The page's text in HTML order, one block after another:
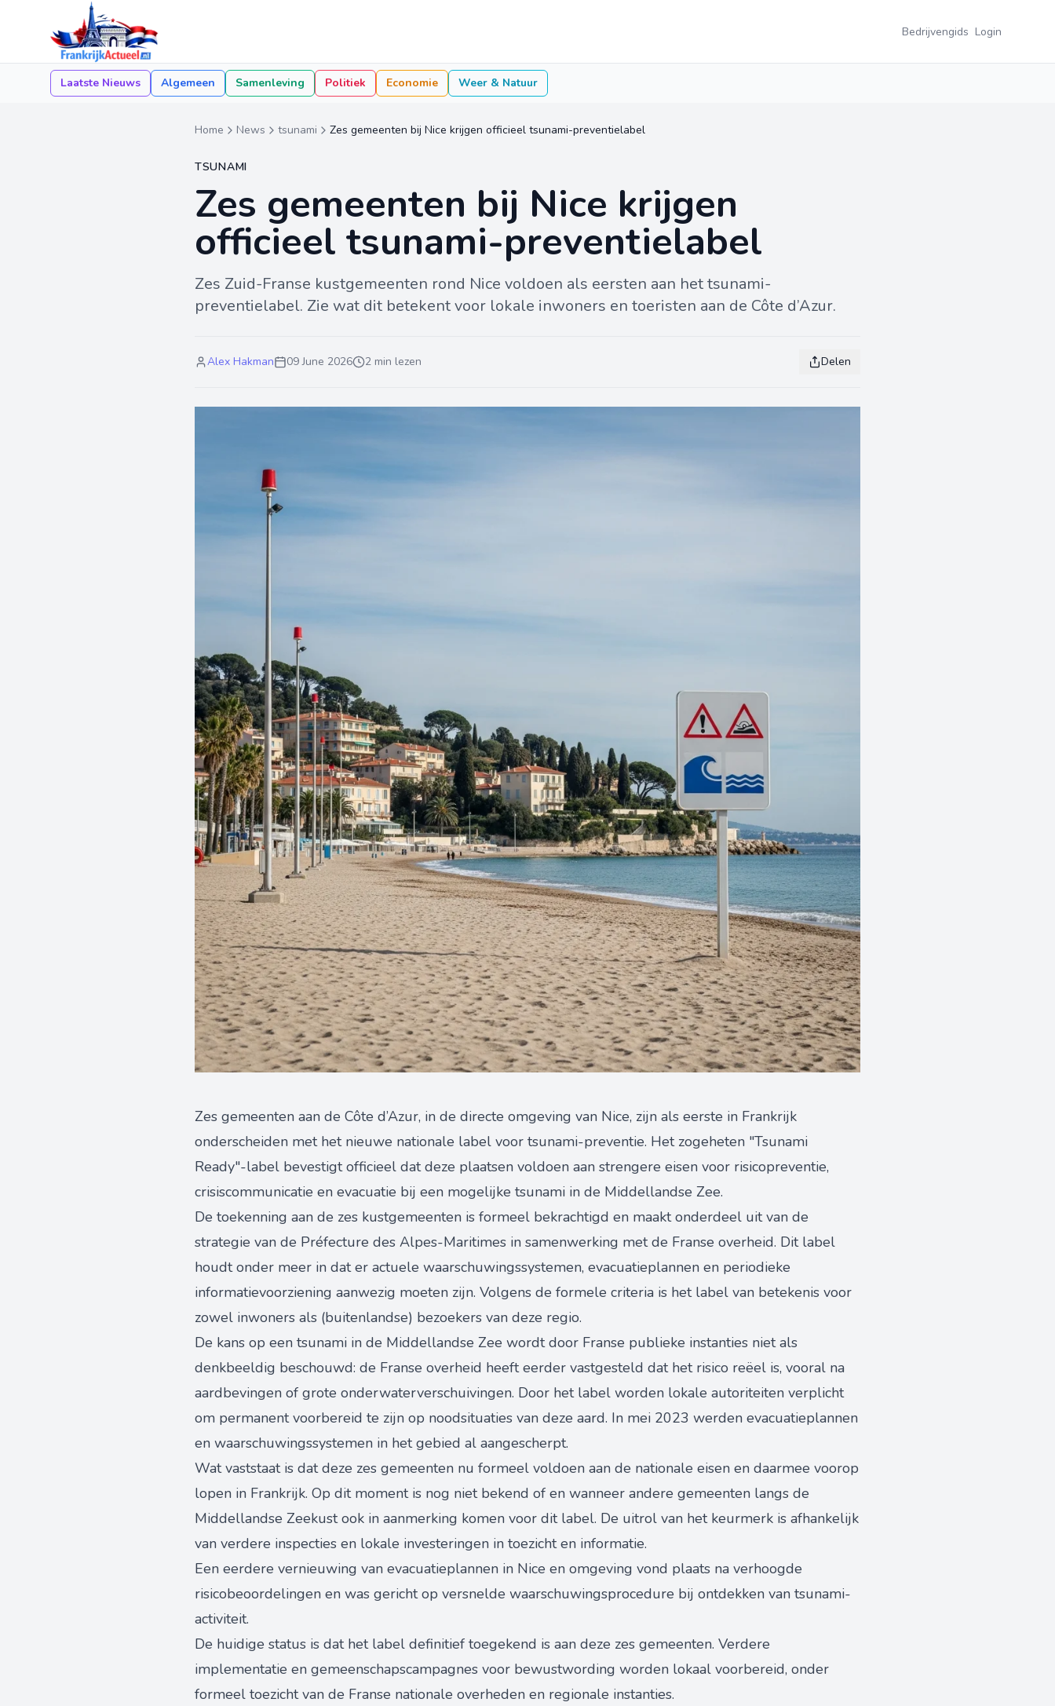
Bedrijvengids Login
Laatste Nieuws Algemeen Samenleving Politiek Economie Weer & Natuur
Home News tsunami Zes gemeenten bij Nice krijgen officieel tsunami-preventielabel
TSUNAMI
Zes gemeenten bij Nice krijgen
officieel tsunami-preventielabel
Zes Zuid-Franse kustgemeenten rond Nice voldoen als eersten aan het tsunami-
preventielabel. Zie wat dit betekent voor lokale inwoners en toeristen aan de Côte d’Azur.
Alex Hakman 09 June 2026 2 min lezen Delen
Zes gemeenten aan de Côte d’Azur, in de directe omgeving van Nice, zijn als eerste in Frankrijk
onderscheiden met het nieuwe nationale label voor tsunami-preventie. Het zogeheten "Tsunami
Ready"-label bevestigt officieel dat deze plaatsen voldoen aan strengere eisen voor risicopreventie,
crisiscommunicatie en evacuatie bij een mogelijke tsunami in de Middellandse Zee.
De toekenning aan de zes kustgemeenten is formeel bekrachtigd en maakt onderdeel uit van de
strategie van de Préfecture des Alpes-Maritimes in samenwerking met de Franse overheid. Dit label
houdt onder meer in dat er actuele waarschuwingssystemen, evacuatieplannen en periodieke
informatievoorziening aanwezig moeten zijn. Volgens de formele criteria is het label van betekenis voor
zowel inwoners als (buitenlandse) bezoekers van deze regio.
De kans op een tsunami in de Middellandse Zee wordt door Franse publieke instanties niet als
denkbeeldig beschouwd: de Franse overheid heeft eerder vastgesteld dat het risico reëel is, vooral na
aardbevingen of grote onderwaterverschuivingen. Door het label worden lokale autoriteiten verplicht
om permanent voorbereid te zijn op noodsituaties van deze aard. In mei 2023 werden evacuatieplannen
en waarschuwingssystemen in het gebied al aangescherpt.
Wat vaststaat is dat deze zes gemeenten nu formeel voldoen aan de nationale eisen en daarmee voorop
lopen in Frankrijk. Op dit moment is nog niet bekend of en wanneer andere gemeenten langs de
Middellandse Zeekust ook in aanmerking komen voor dit label. De uitrol van het keurmerk is afhankelijk
van verdere inspecties en lokale investeringen in toezicht en informatie.
Een eerdere vernieuwing van evacuatieplannen in Nice en omgeving vond plaats na verhoogde
risicobeoordelingen en was gericht op versnelde waarschuwingsprocedure bij ontdekken van tsunami-
activiteit.
De huidige status is dat het label definitief toegekend is aan deze zes gemeenten. Verdere
implementatie en gemeenschapscampagnes voor bewustwording worden lokaal voorbereid, onder
formeel toezicht van de Franse nationale overheden en regionale instanties.